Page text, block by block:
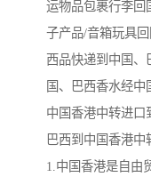
运物品包裹行李回
子产品/音箱玩具
西品快递到中国、
国、巴西香水经
中国香港中转进口
巴西到中国香港中
1.中国香港是自由